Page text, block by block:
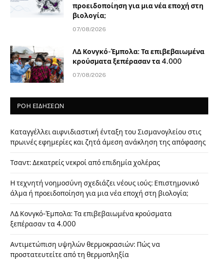
προειδοποίηση για μια νέα εποχή στη
βιολογία;
07/08/2026
ΛΔ Κονγκό-Έμπολα: Τα επιβεβαιωμένα
κρούσματα ξεπέρασαν τα 4.000
07/08/2026
ΡΟΗ ΕΙΔΗΣΕΩΝ
Καταγγέλλει αιφνιδιαστική ένταξη του Σισμανογλείου στις
πρωινές εφημερίες και ζητά άμεση ανάκληση της απόφασης
Τσαντ: Δεκατρείς νεκροί από επιδημία χολέρας
Η τεχνητή νοημοσύνη σχεδιάζει νέους ιούς: Επιστημονικό
άλμα ή προειδοποίηση για μια νέα εποχή στη βιολογία;
ΛΔ Κονγκό-Έμπολα: Τα επιβεβαιωμένα κρούσματα
ξεπέρασαν τα 4.000
Αντιμετώπιση υψηλών θερμοκρασιών: Πώς να
προστατευτείτε από τη θερμοπληξία